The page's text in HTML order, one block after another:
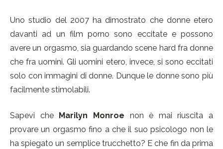
Uno studio del 2007 ha dimostrato che donne etero
davanti ad un film porno sono eccitate e possono
avere un orgasmo, sia guardando scene hard fra donne
che fra uomini. Gli uomini etero, invece, si sono eccitati
solo con immagini di donne. Dunque le donne sono più
facilmente stimolabili.
Sapevi che Marilyn Monroe non è mai riuscita a
provare un orgasmo fino a che il suo psicologo non le
ha spiegato un semplice trucchetto? E che fin da prima